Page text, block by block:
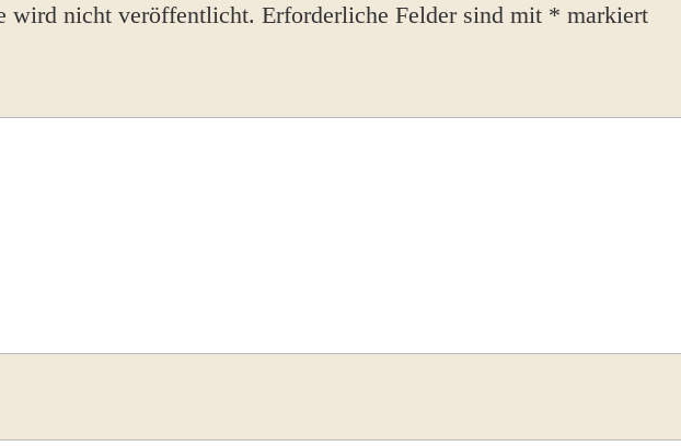
wird nicht veröffentlicht. Erforderliche Felder sind mit * markiert